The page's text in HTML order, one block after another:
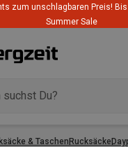
zum unschlagbaren Preis! Bis
Summer Sale
& TaschenRucksäcke